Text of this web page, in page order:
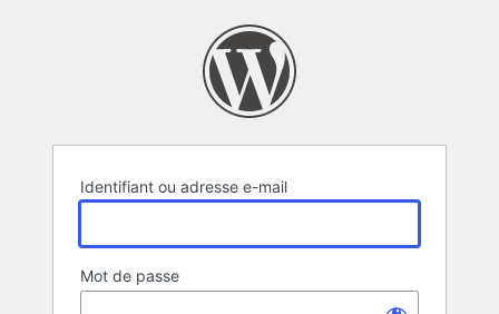
Identifiant ou adresse e-mail
Mot de passe